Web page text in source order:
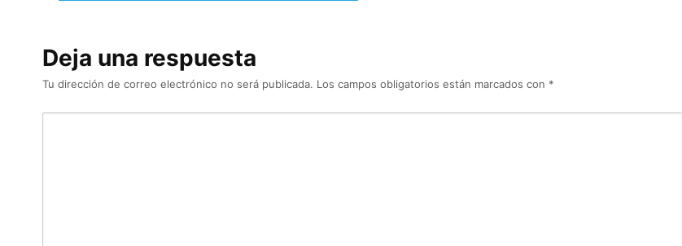
Deja una respuesta
Tu dirección de correo electrónico no será publicada. Los campos obligatorios están marcados con *